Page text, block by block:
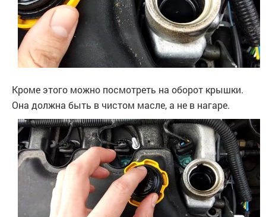
Кроме этого можно посмотреть на оборот крышки.
Она должна быть в чистом масле, а не в нагаре.